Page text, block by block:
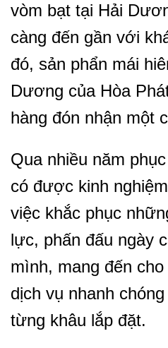
vòm bạt tại Hải
càng đến gần với
đó, sản phẩn mái
Dương của Hòa
hàng đón nhận một
Qua nhiều năm
có được kinh
việc khắc phục
lực, phấn đấu ngày
mình, mang đến
dịch vụ nhanh
từng khâu lắp đặt.